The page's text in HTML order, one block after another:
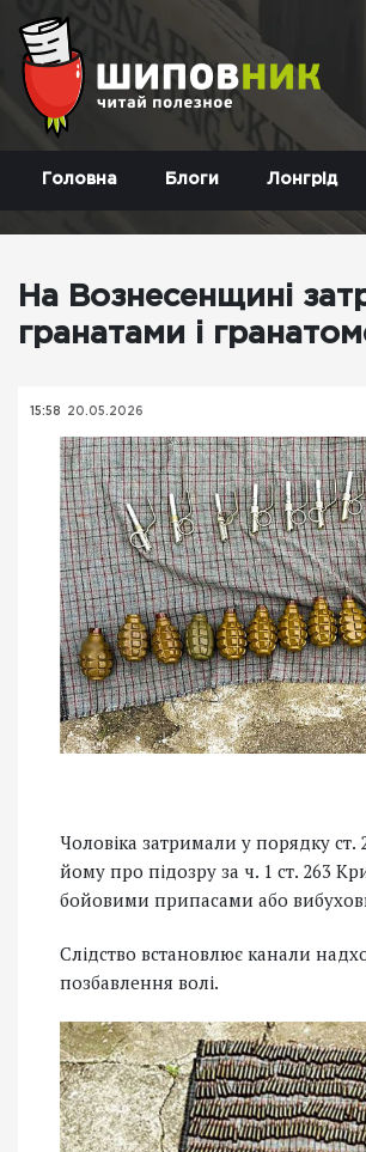
Головна Блоги Лонгрід
На Вознесенщині
гранатами і
15:58 20.05.2026
Чоловіка затримали у порядку
йому про підозру за ч. 1 ст. 263
бойовими припасами або
Слідство встановлює канали
позбавлення волі.